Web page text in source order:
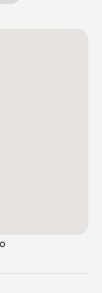
ください。